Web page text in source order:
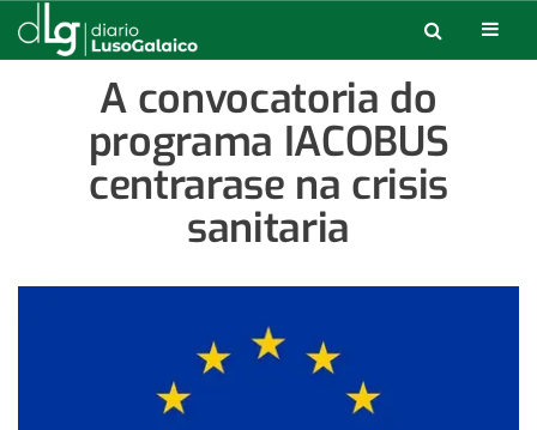
A convocatoria do
programa IACOBUS
centrarase na crisis
sanitaria